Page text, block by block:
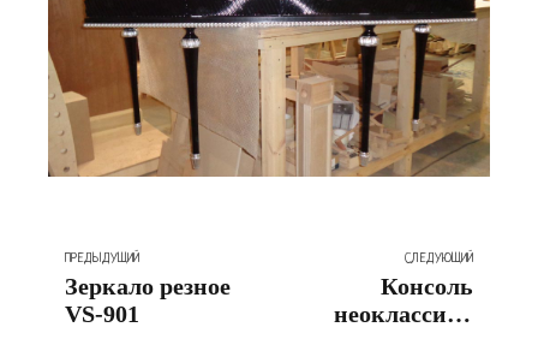
ПРЕДЫДУЩИЙ
Зеркало резное
VS-901
СЛЕДУЮЩИЙ
Консоль
неоклассика